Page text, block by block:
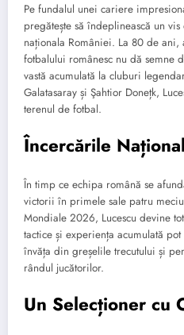
Pe fundalul unei cariere
pregătește să îndeplinească un
naționala României. La 80 de ani,
fotbalului românesc nu dă semne
vastă acumulată la cluburi
Galatasaray și Şahtior Donețk,
terenul de fotbal.
Încercările
În timp ce echipa română se
victorii în primele sale patru
Mondiale 2026, Lucescu devine
tactice și experiența acumulată
învăța din greșelile trecutului și
rândul jucătorilor.
Un Selecționer cu